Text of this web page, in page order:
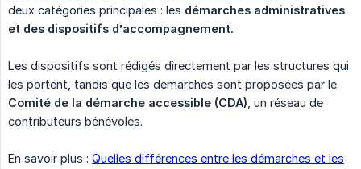
deux catégories principales : les démarches administratives
et des dispositifs d’accompagnement.
Les dispositifs sont rédigés directement par les structures qui
les portent, tandis que les démarches sont proposées par le
Comité de la démarche accessible (CDA) , un réseau de
contributeurs bénévoles.
En savoir plus : Quelles différences entre les démarches et les